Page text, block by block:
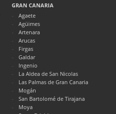
GRAN CANARIA
Agaete
Agüimes
Artenara
Arucas
Firgas
Galdar
Ingenio
La Aldea de San Nicolas
Las Palmas de Gran Canaria
Mogán
San Bartolomé de Tirajana
Moya